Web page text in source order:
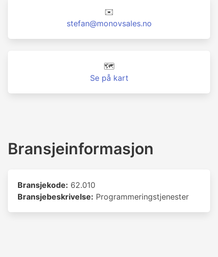
✉️
stefan@monovsales.no
🗺️
Se på kart
Bransjeinformasjon
Bransjekode: 62.010
Bransjebeskrivelse: Programmeringstjenester